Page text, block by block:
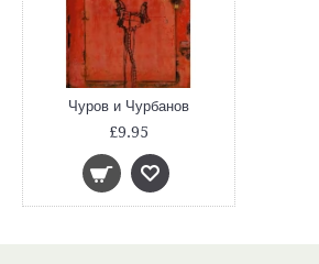
Чуров и Чурбанов
£9.95